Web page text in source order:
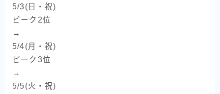
5/3(日・祝)
ピーク2位
→
5/4(月・祝)
ピーク3位
→
5/5(火・祝)